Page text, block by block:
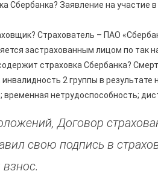
Сбербанка? Заявление на участие
Страхователь – ПАО
застрахованным лицом по так
страховка Сбербанка?
2 группы в
временная нетрудоспособность;
Договор
свою подпись в